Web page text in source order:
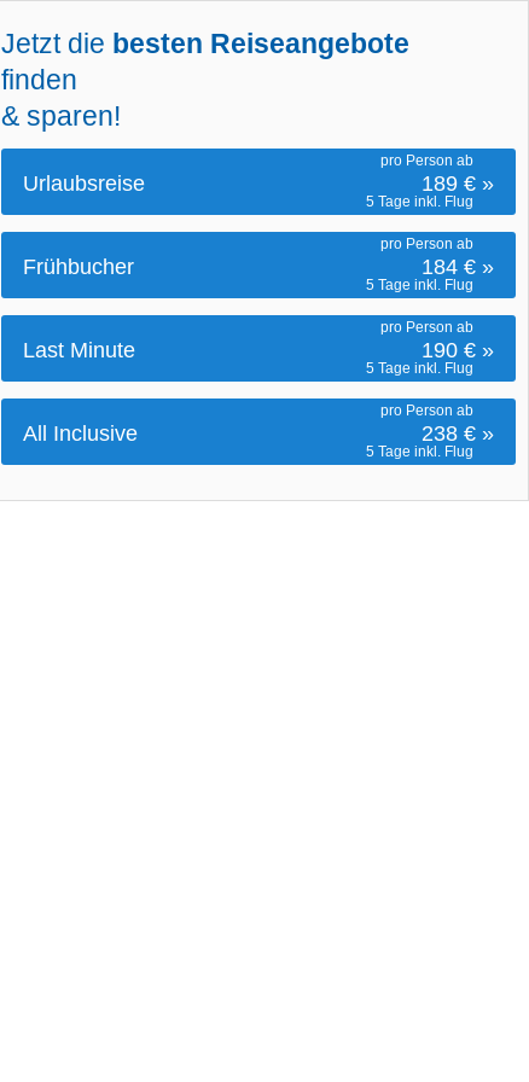
Jetzt die besten Reiseangebote
finden
& sparen!
Urlaubsreise 189 € »
pro Person ab
5 Tage inkl. Flug
Frühbucher 184 € »
pro Person ab
5 Tage inkl. Flug
Last Minute 190 € »
pro Person ab
5 Tage inkl. Flug
All Inclusive 238 € »
pro Person ab
5 Tage inkl. Flug